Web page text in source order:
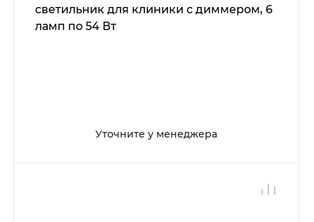
светильник для клиники с диммером, 6
ламп по 54 Вт
Уточните у менеджера